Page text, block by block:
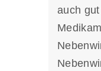
auch